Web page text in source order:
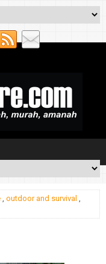
, outdoor and survival ,